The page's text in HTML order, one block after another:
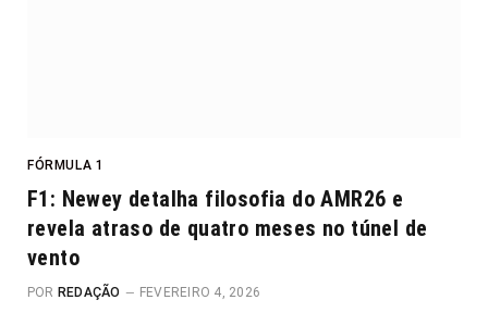
FÓRMULA 1
F1: Newey detalha filosofia do AMR26 e
revela atraso de quatro meses no túnel de
vento
POR REDAÇÃO FEVEREIRO 4, 2026